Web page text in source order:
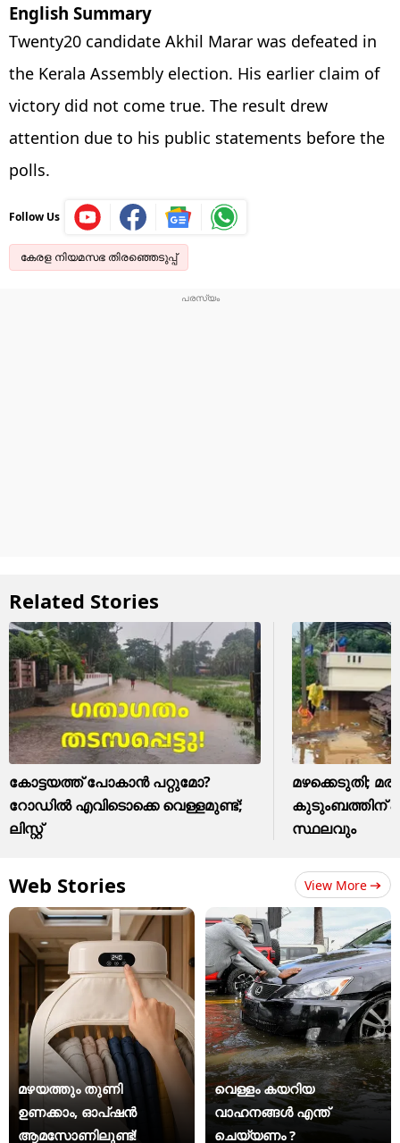
English Summary
Twenty20 candidate Akhil Marar was defeated in
the Kerala Assembly election. His earlier claim of
victory did not come true. The result drew
attention due to his public statements before the
polls.
Follow Us
കേരള നിയമസഭ തിരഞ്ഞെടുപ്പ്
Related Stories
കോട്ടയത്ത് പോകാൻ പറ്റുമോ?
റോഡിൽ എവിടൊക്കെ വെള്ളമുണ്ട്;
ലിസ്റ്റ്
മഴക്കെടുതി;
കുടുംബത്തിന് 8
സ്ഥലവും
Web Stories View More
മഴയത്തും തുണി
ഉണക്കാം, ഓപ്ഷൻ
ആമസോണിലുണ്ട്!
വെള്ളം കയറിയ
വാഹനങ്ങൾ എന്ത്
ചെയ്യണം ?